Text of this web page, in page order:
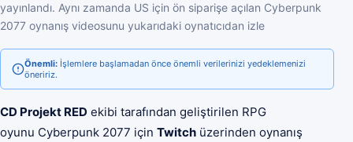
yayınlandı. Aynı zamanda US için ön siparişe açılan Cyberpunk
2077 oynanış videosunu yukarıdaki oynatıcıdan izle
Önemli: İşlemlere başlamadan önce önemli verilerinizi yedeklemenizi
öneririz.
CD Projekt RED ekibi tarafından geliştirilen RPG
oyunu Cyberpunk 2077 için Twitch üzerinden oynanış